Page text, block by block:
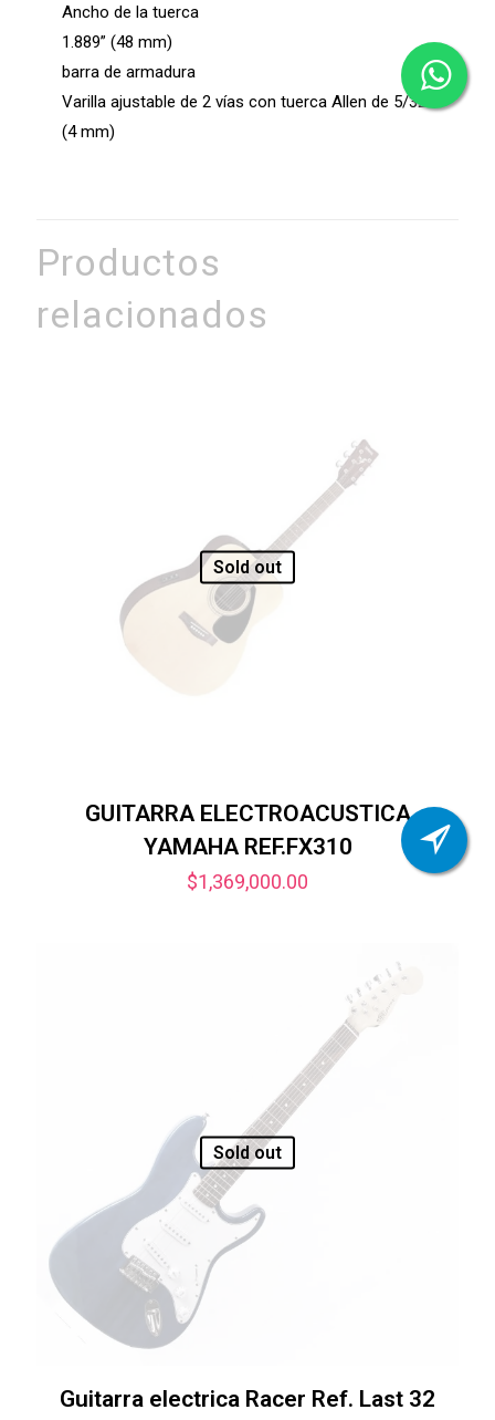
Ancho de la tuerca
1.889” (48 mm)
barra de armadura
Varilla ajustable de 2 vías con tuerca Allen de 5/32”
(4 mm)
Productos
relacionados
Sold out
GUITARRA ELECTROACUSTICA
YAMAHA REF.FX310
$1,369,000.00
Sold out
Guitarra electrica Racer Ref. Last 32